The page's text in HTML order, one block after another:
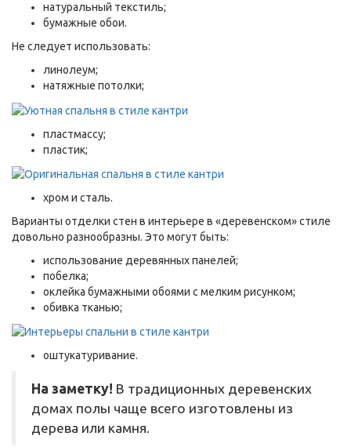
натуральный текстиль;
бумажные обои.
Не следует использовать:
линолеум;
натяжные потолки;
пластмассу;
пластик;
хром и сталь.
Варианты отделки стен в интерьере в «деревенском» стиле
довольно разнообразны. Это могут быть:
использование деревянных панелей;
побелка;
оклейка бумажными обоями с мелким рисунком;
обивка тканью;
оштукатуривание.
На заметку! В традиционных деревенских
домах полы чаще всего изготовлены из
дерева или камня.